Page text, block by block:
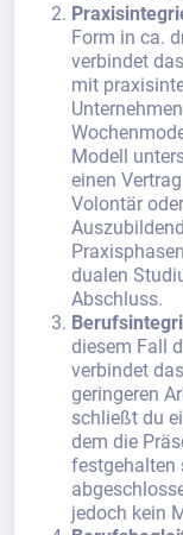
Form in ca.
verbindet
mit
Modell
einen
Volontär
dualen
Abschluss.
diesem Fall
verbindet
geringeren
schließt du
dem die
festgehalten
jedoch kein